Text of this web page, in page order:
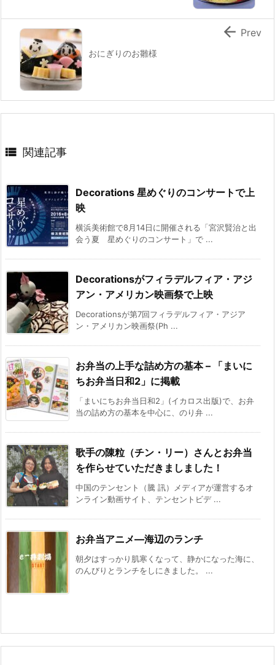
おにぎりのお雛様
 Prev
 関連記事
Decorations 星めぐりのコンサートで上
映
横浜美術館で8月14日に開催される「宮沢賢治と出
会う夏 星めぐりのコンサート」で ...
Decorationsがフィラデルフィア・アジ
アン・アメリカン映画祭で上映
Decorationsが第7回フィラデルフィア・アジア
ン・アメリカン映画祭(Ph ...
お弁当の上手な詰め方の基本 – 「まいに
ちお弁当日和2」に掲載
「まいにちお弁当日和2」(イカロス出版)で、お弁
当の詰め方の基本を中心に、のり弁 ...
歌手の陳粒（チン・リー）さんとお弁当
を作らせていただきましました！
中国のテンセント（騰 訊）メディアが運営するオ
ンライン動画サイト、テンセントビデ ...
お弁当アニメ—海辺のランチ
朝夕はすっかり肌寒くなって、静かになった海に、
のんびりとランチをしにきました。 ...